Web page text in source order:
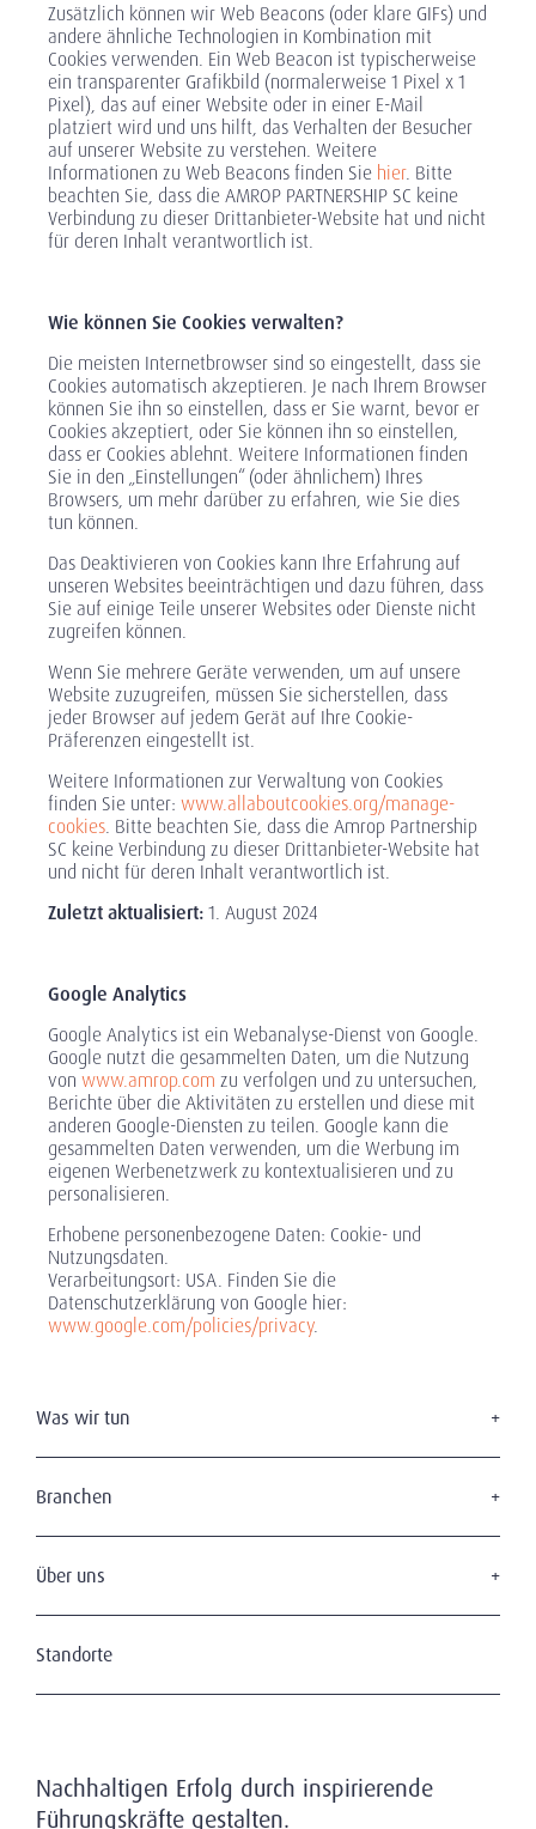
Zusätzlich können wir Web Beacons (oder klare GIFs) und
andere ähnliche Technologien in Kombination mit
Cookies verwenden. Ein Web Beacon ist typischerweise
ein transparenter Grafikbild (normalerweise 1 Pixel x 1
Pixel), das auf einer Website oder in einer E-Mail
platziert wird und uns hilft, das Verhalten der Besucher
auf unserer Website zu verstehen. Weitere
Informationen zu Web Beacons finden Sie hier. Bitte
beachten Sie, dass die AMROP PARTNERSHIP SC keine
Verbindung zu dieser Drittanbieter-Website hat und nicht
für deren Inhalt verantwortlich ist.
Wie können Sie Cookies verwalten?
Die meisten Internetbrowser sind so eingestellt, dass sie
Cookies automatisch akzeptieren. Je nach Ihrem Browser
können Sie ihn so einstellen, dass er Sie warnt, bevor er
Cookies akzeptiert, oder Sie können ihn so einstellen,
dass er Cookies ablehnt. Weitere Informationen finden
Sie in den „Einstellungen“ (oder ähnlichem) Ihres
Browsers, um mehr darüber zu erfahren, wie Sie dies
tun können.
Das Deaktivieren von Cookies kann Ihre Erfahrung auf
unseren Websites beeinträchtigen und dazu führen, dass
Sie auf einige Teile unserer Websites oder Dienste nicht
zugreifen können.
Wenn Sie mehrere Geräte verwenden, um auf unsere
Website zuzugreifen, müssen Sie sicherstellen, dass
jeder Browser auf jedem Gerät auf Ihre Cookie-
Präferenzen eingestellt ist.
Weitere Informationen zur Verwaltung von Cookies
finden Sie unter: www.allaboutcookies.org/manage-
cookies. Bitte beachten Sie, dass die Amrop Partnership
SC keine Verbindung zu dieser Drittanbieter-Website hat
und nicht für deren Inhalt verantwortlich ist.
Zuletzt aktualisiert:1. August 2024
Google Analytics
Google Analytics ist ein Webanalyse-Dienst von Google.
Google nutzt die gesammelten Daten, um die Nutzung
von www.amrop.com zu verfolgen und zu untersuchen,
Berichte über die Aktivitäten zu erstellen und diese mit
anderen Google-Diensten zu teilen. Google kann die
gesammelten Daten verwenden, um die Werbung im
eigenen Werbenetzwerk zu kontextualisieren und zu
personalisieren.
Erhobene personenbezogene Daten: Cookie- und
Nutzungsdaten.
Verarbeitungsort: USA. Finden Sie die
Datenschutzerklärung von Google hier:
www.google.com/policies/privacy.
Was wir tun
Board Services
Branchen
Energie & Infrastruktur
Life Sciences
Über uns
Unsere Grundsätze
Impressum
Standorte
Nachhaltigen Erfolg durch inspirierende
Führungskräfte gestalten.